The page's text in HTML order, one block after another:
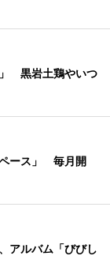
黒岩土鶏やいつ
ース」 毎月開
アルバム「びびし